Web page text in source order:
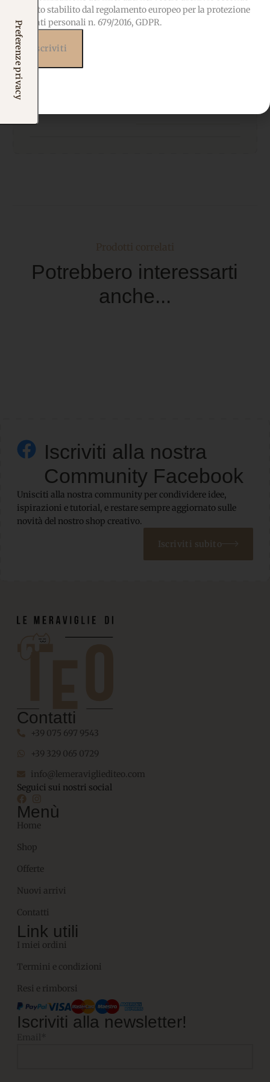
SPEDIZIONE Nessuna spedizione fisica
Potrebbero interessarti
anche...
Iscriviti alla nostra
Community Facebook
Unisciti alla nostra community per condividere idee,
ispirazioni e tutorial, e restare sempre aggiornato sulle
novità del nostro shop creativo.
Iscriviti subito
Contatti
+39 075 697 9543
+39 329 065 0729
info@lemeravigliediteo.com
Seguici sui nostri social
Menù
Home
Shop
Offerte
Nuovi arrivi
Contatti
Link utili
I miei ordini
Termini e condizioni
Resi e rimborsi
Iscriviti alla newsletter!
quanto stabilito dal regolamento europeo per la protezione
dei dati personali n. 679/2016, GDPR.